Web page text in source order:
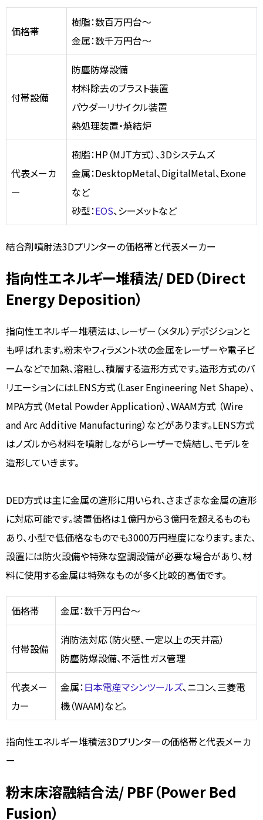
価格帯
樹脂：数百万円台～
金属：数千万円台～
付帯設備
防塵防爆設備
材料除去のブラスト装置
パウダーリサイクル装置
熱処理装置・焼結炉
代表メーカ
ー
樹脂：HP（MJT方式）、3Dシステムズ
金属：DesktopMetal、DigitalMetal、Exone
など
砂型：EOS、シーメットなど
結合剤噴射法3Dプリンターの価格帯と代表メーカー
指向性エネルギー堆積法/ DED（Direct
Energy Deposition）
指向性エネルギー堆積法は、レーザー（メタル）デポジションと
も呼ばれます。粉末やフィラメント状の金属をレーザーや電子ビ
ームなどで加熱、溶融し、積層する造形方式です。造形方式のバ
リエーションにはLENS方式（Laser Engineering Net Shape）、
MPA方式（Metal Powder Application）、WAAM方式 （Wire
and Arc Additive Manufacturing）などがあります。LENS方式
はノズルから材料を噴射しながらレーザーで焼結し、モデルを
造形していきます。
DED方式は主に金属の造形に用いられ、さまざまな金属の造形
に対応可能です。装置価格は１億円から３億円を超えるものも
あり、小型で低価格なものでも3000万円程度になります。また、
設置には防火設備や特殊な空調設備が必要な場合があり、材
料に使用する金属は特殊なものが多く比較的高価です。
価格帯 金属：数千万円台～
付帯設備
消防法対応（防火壁、一定以上の天井高）
防塵防爆設備、不活性ガス管理
代表メー
カー
金属：日本電産マシンツールズ、ニコン、三菱電
機（WAAM)など。
指向性エネルギー堆積法3Dプリンタ―の価格帯と代表メーカ
ー
粉末床溶融結合法/ PBF（Power Bed
Fusion）